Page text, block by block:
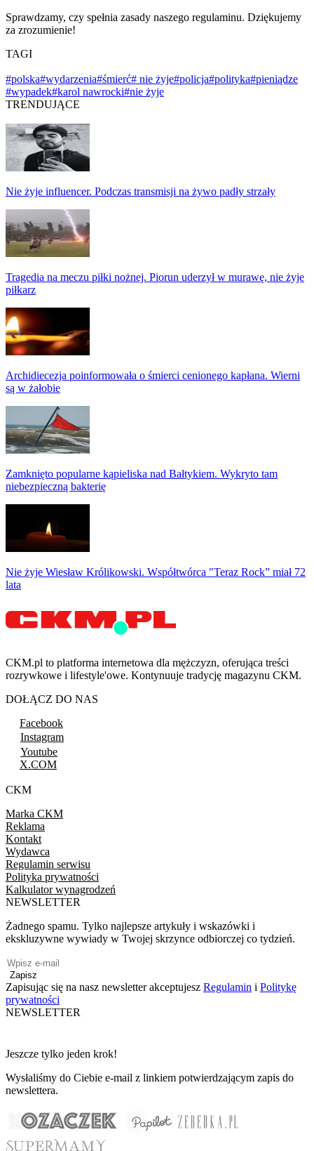
Sprawdzamy, czy spełnia zasady naszego regulaminu. Dziękujemy
za zrozumienie!
TAGI
#polska#wydarzenia#śmierć# nie żyje#policja#polityka#pieniądze
#wypadek#karol nawrocki#nie żyje
TRENDUJĄCE
Nie żyje influencer. Podczas transmisji na żywo padły strzały
Tragedia na meczu piłki nożnej. Piorun uderzył w murawę, nie żyje
piłkarz
Archidiecezja poinformowała o śmierci cenionego kapłana. Wierni
są w żałobie
Zamknięto popularne kąpieliska nad Bałtykiem. Wykryto tam
niebezpieczną bakterię
Nie żyje Wiesław Królikowski. Współtwórca "Teraz Rock” miał 72
lata
CKM.pl to platforma internetowa dla mężczyzn, oferująca treści
rozrywkowe i lifestyle'owe. Kontynuuje tradycję magazynu CKM.
DOŁĄCZ DO NAS
Facebook
Instagram
Youtube
X.COM
CKM
Marka CKM
Reklama
Kontakt
Wydawca
Regulamin serwisu
Polityka prywatności
Kalkulator wynagrodzeń
NEWSLETTER
Żadnego spamu. Tylko najlepsze artykuły i wskazówki i
ekskluzywne wywiady w Twojej skrzynce odbiorczej co tydzień.
Zapisz
Zapisując się na nasz newsletter akceptujesz Regulamin i Politykę
prywatności
NEWSLETTER
Jeszcze tylko jeden krok!
Wysłaliśmy do Ciebie e-mail z linkiem potwierdzającym zapis do
newslettera.